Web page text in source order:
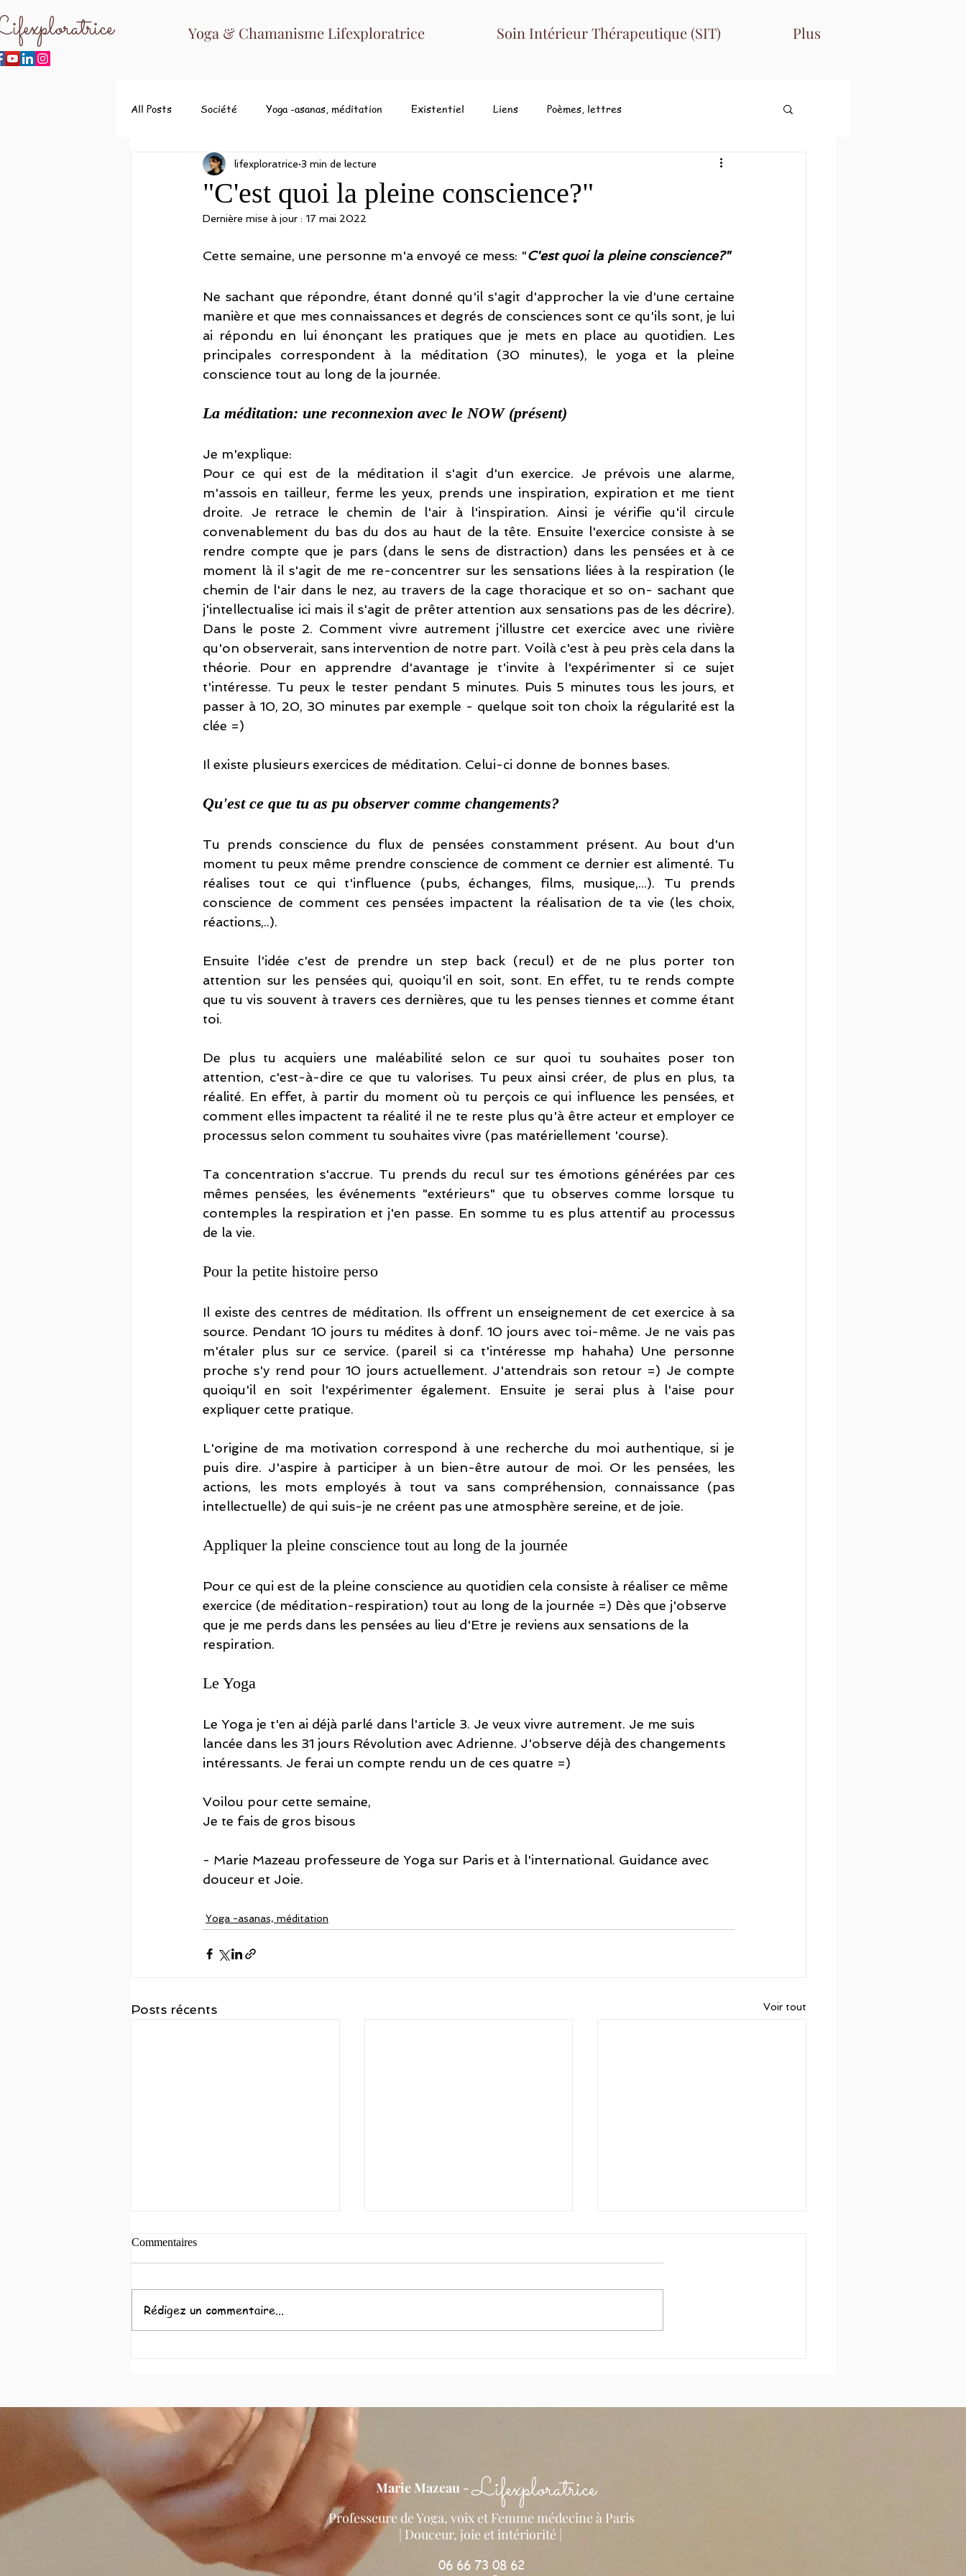
Yoga & Chamanisme Lifexploratrice Soin Intérieur Thérapeutique (SIT) Plus
All Posts Société Yoga -asanas, méditation Existentiel Liens Poèmes, lettres
"C'est quoi la pleine conscience?"
lifexploratrice 3 min de lecture
Dernière mise à jour : 17 mai 2022
Cette semaine, une personne m'a envoyé ce mess: "C'est quoi la pleine conscience?"
Ne sachant que répondre, étant donné qu'il s'agit d'approcher la vie d'une certaine
manière et que mes connaissances et degrés de consciences sont ce qu'ils sont, je lui
ai répondu en lui énonçant les pratiques que je mets en place au quotidien. Les
principales correspondent à la méditation (30 minutes), le yoga et la pleine
conscience tout au long de la journée.
La méditation: une reconnexion avec le NOW (présent)
Je m'explique:
Pour ce qui est de la méditation il s'agit d'un exercice. Je prévois une alarme,
m'assois en tailleur, ferme les yeux, prends une inspiration, expiration et me tient
droite. Je retrace le chemin de l'air à l'inspiration. Ainsi je vérifie qu'il circule
convenablement du bas du dos au haut de la tête. Ensuite l'exercice consiste à se
rendre compte que je pars (dans le sens de distraction) dans les pensées et à ce
moment là il s'agit de me re-concentrer sur les sensations liées à la respiration (le
chemin de l'air dans le nez, au travers de la cage thoracique et so on- sachant que
j'intellectualise ici mais il s'agit de prêter attention aux sensations pas de les décrire).
Dans le poste 2. Comment vivre autrement j'illustre cet exercice avec une rivière
qu'on observerait, sans intervention de notre part. Voilà c'est à peu près cela dans la
théorie. Pour en apprendre d'avantage je t'invite à l'expérimenter si ce sujet
t'intéresse. Tu peux le tester pendant 5 minutes. Puis 5 minutes tous les jours, et
passer à 10, 20, 30 minutes par exemple - quelque soit ton choix la régularité est la
clée =)
Il existe plusieurs exercices de méditation. Celui-ci donne de bonnes bases.
Qu'est ce que tu as pu observer comme changements?
Tu prends conscience du flux de pensées constamment présent. Au bout d'un
moment tu peux même prendre conscience de comment ce dernier est alimenté. Tu
réalises tout ce qui t'influence (pubs, échanges, films, musique,...). Tu prends
conscience de comment ces pensées impactent la réalisation de ta vie (les choix,
réactions,..).
Ensuite l'idée c'est de prendre un step back (recul) et de ne plus porter ton
attention sur les pensées qui, quoiqu'il en soit, sont. En effet, tu te rends compte
que tu vis souvent à travers ces dernières, que tu les penses tiennes et comme étant
toi.
De plus tu acquiers une maléabilité selon ce sur quoi tu souhaites poser ton
attention, c'est-à-dire ce que tu valorises. Tu peux ainsi créer, de plus en plus, ta
réalité. En effet, à partir du moment où tu perçois ce qui influence les pensées, et
comment elles impactent ta réalité il ne te reste plus qu'à être acteur et employer ce
processus selon comment tu souhaites vivre (pas matériellement 'course).
Ta concentration s'accrue. Tu prends du recul sur tes émotions générées par ces
mêmes pensées, les événements "extérieurs" que tu observes comme lorsque tu
contemples la respiration et j'en passe. En somme tu es plus attentif au processus
de la vie.
Pour la petite histoire perso
Il existe des centres de méditation. Ils offrent un enseignement de cet exercice à sa
source. Pendant 10 jours tu médites à donf. 10 jours avec toi-même. Je ne vais pas
m'étaler plus sur ce service. (pareil si ca t'intéresse mp hahaha) Une personne
proche s'y rend pour 10 jours actuellement. J'attendrais son retour =) Je compte
quoiqu'il en soit l'expérimenter également. Ensuite je serai plus à l'aise pour
expliquer cette pratique.
L'origine de ma motivation correspond à une recherche du moi authentique, si je
puis dire. J'aspire à participer à un bien-être autour de moi. Or les pensées, les
actions, les mots employés à tout va sans compréhension, connaissance (pas
intellectuelle) de qui suis-je ne créent pas une atmosphère sereine, et de joie.
Appliquer la pleine conscience tout au long de la journée
Pour ce qui est de la pleine conscience au quotidien cela consiste à réaliser ce même
exercice (de méditation-respiration) tout au long de la journée =) Dès que j'observe
que je me perds dans les pensées au lieu d'Etre je reviens aux sensations de la
respiration.
Le Yoga
Le Yoga je t'en ai déjà parlé dans l'article 3. Je veux vivre autrement. Je me suis
lancée dans les 31 jours Révolution avec Adrienne. J'observe déjà des changements
intéressants. Je ferai un compte rendu un de ces quatre =)
Voilou pour cette semaine,
Je te fais de gros bisous
- Marie Mazeau professeure de Yoga sur Paris et à l'international. Guidance avec
douceur et Joie.
Yoga -asanas, méditation
Posts récents Voir tout
Commentaires
Rédigez un commentaire...
Lifexploratrice
Professeure de Yoga, voix et Femme médecine à Paris
| Douceur, joie et intériorité ​
06 66 73 08 62
Marie Mazeau -